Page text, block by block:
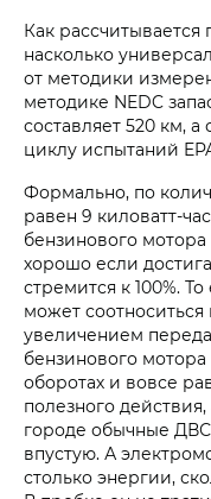
Как
насколько
от методики
методике NEDC
составляет 520 км,
циклу испытаний
Формально, по
равен 9 киловатт-
бензинового
хорошо если
стремится к 100%.
может соотноситься
увеличением
бензинового мотора
оборотах и вовсе
полезного
городе обычные
впустую. А
столько энергии,